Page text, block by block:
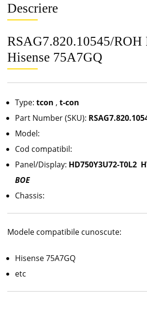
Descriere
RSAG7.820.10545/ROH
Hisense 75A7GQ
Type: tcon , t-con
Part Number (SKU):
Model:
Cod compatibil:
Panel/Display: HD750Y3U72-T0L2
BOE
Chassis:
Modele compatibile cunoscute:
Hisense 75A7GQ
etc